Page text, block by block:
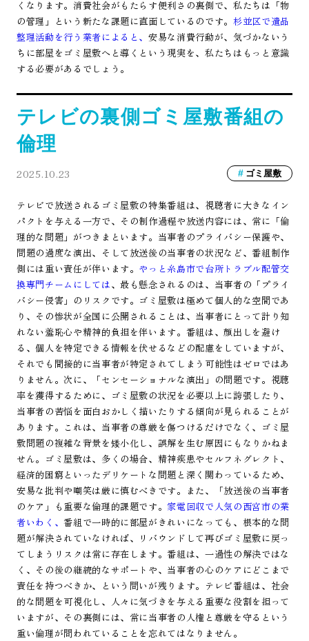
くなります。消費社会がもたらす便利さの裏側で、私たちは「物
の管理」という新たな課題に直面しているのです。杉並区で遺品
整理活動を行う業者によると、安易な消費行動が、気づかないう
ちに部屋をゴミ屋敷へと導くという現実を、私たちはもっと意識
する必要があるでしょう。
テレビの裏側ゴミ屋敷番組の
倫理
2025.10.23 ゴミ屋敷
テレビで放送されるゴミ屋敷の特集番組は、視聴者に大きなイン
パクトを与える一方で、その制作過程や放送内容には、常に「倫
理的な問題」がつきまといます。当事者のプライバシー保護や、
問題の過度な演出、そして放送後の当事者の状況など、番組制作
側には重い責任が伴います。 やっと糸島市で台所トラブル配管交
換専門チームにしては、最も懸念されるのは、当事者の「プライ
バシー侵害」のリスクです。ゴミ屋敷は極めて個人的な空間であ
り、その惨状が全国に公開されることは、当事者にとって計り知
れない羞恥心や精神的負担を伴います。番組は、顔出しを避け
る、個人を特定できる情報を伏せるなどの配慮をしていますが、
それでも間接的に当事者が特定されてしまう可能性はゼロではあ
りません。次に、「センセーショナルな演出」の問題です。視聴
率を獲得するために、ゴミ屋敷の状況を必要以上に誇張したり、
当事者の苦悩を面白おかしく描いたりする傾向が見られることが
あります。これは、当事者の尊厳を傷つけるだけでなく、ゴミ屋
敷問題の複雑な背景を矮小化し、誤解を生む原因にもなりかねま
せん。ゴミ屋敷は、多くの場合、精神疾患やセルフネグレクト、
経済的困窮といったデリケートな問題と深く関わっているため、
安易な批判や嘲笑は厳に慎むべきです。また、「放送後の当事者
のケア」も重要な倫理的課題です。家電回収で人気の西宮市の業
者いわく、番組で一時的に部屋がきれいになっても、根本的な問
題が解決されていなければ、リバウンドして再びゴミ屋敷に戻っ
てしまうリスクは常に存在します。番組は、一過性の解決ではな
く、その後の継続的なサポートや、当事者の心のケアにどこまで
責任を持つべきか、という問いが残ります。テレビ番組は、社会
的な問題を可視化し、人々に気づきを与える重要な役割を担って
いますが、その裏側には、常に当事者の人権と尊厳を守るという
重い倫理が問われていることを忘れてはなりません。